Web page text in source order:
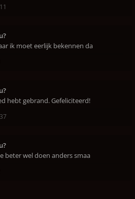
ik moet eerlijk bekennen da
hebt gebrand. Gefeliciteerd!
beter wel doen anders smaa